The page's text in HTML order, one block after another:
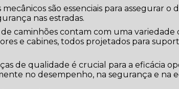
são essenciais para assegurar o
nas estradas.
caminhões contam com uma variedade
e cabines, todos projetados para
de qualidade é crucial para a eficácia
no desempenho, na segurança e na